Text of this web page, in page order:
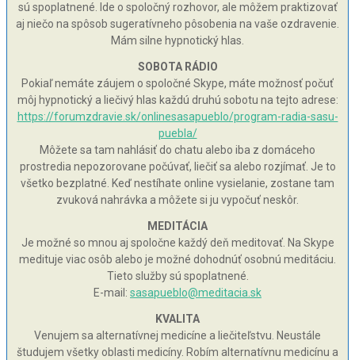
sú spoplatnené. Ide o spoločný rozhovor, ale môžem praktizovať
aj niečo na spôsob sugeratívneho pôsobenia na vaše ozdravenie.
Mám silne hypnotický hlas.
SOBOTA RÁDIO
Pokiaľ nemáte záujem o spoločné Skype, máte možnosť počuť
môj hypnotický a liečivý hlas každú druhú sobotu na tejto adrese:
https://forumzdravie.sk/onlinesasapueblo/program-radia-sasu-
puebla/
Môžete sa tam nahlásiť do chatu alebo iba z domáceho
prostredia nepozorovane počúvať, liečiť sa alebo rozjímať. Je to
všetko bezplatné. Keď nestíhate online vysielanie, zostane tam
zvuková nahrávka a môžete si ju vypočuť neskôr.
MEDITÁCIA
Je možné so mnou aj spoločne každý deň meditovať. Na Skype
medituje viac osôb alebo je možné dohodnúť osobnú meditáciu.
Tieto služby sú spoplatnené.
E-mail: sasapueblo@meditacia.sk
KVALITA
Venujem sa alternatívnej medicíne a liečiteľstvu. Neustále
študujem všetky oblasti medicíny. Robím alternatívnu medicínu a